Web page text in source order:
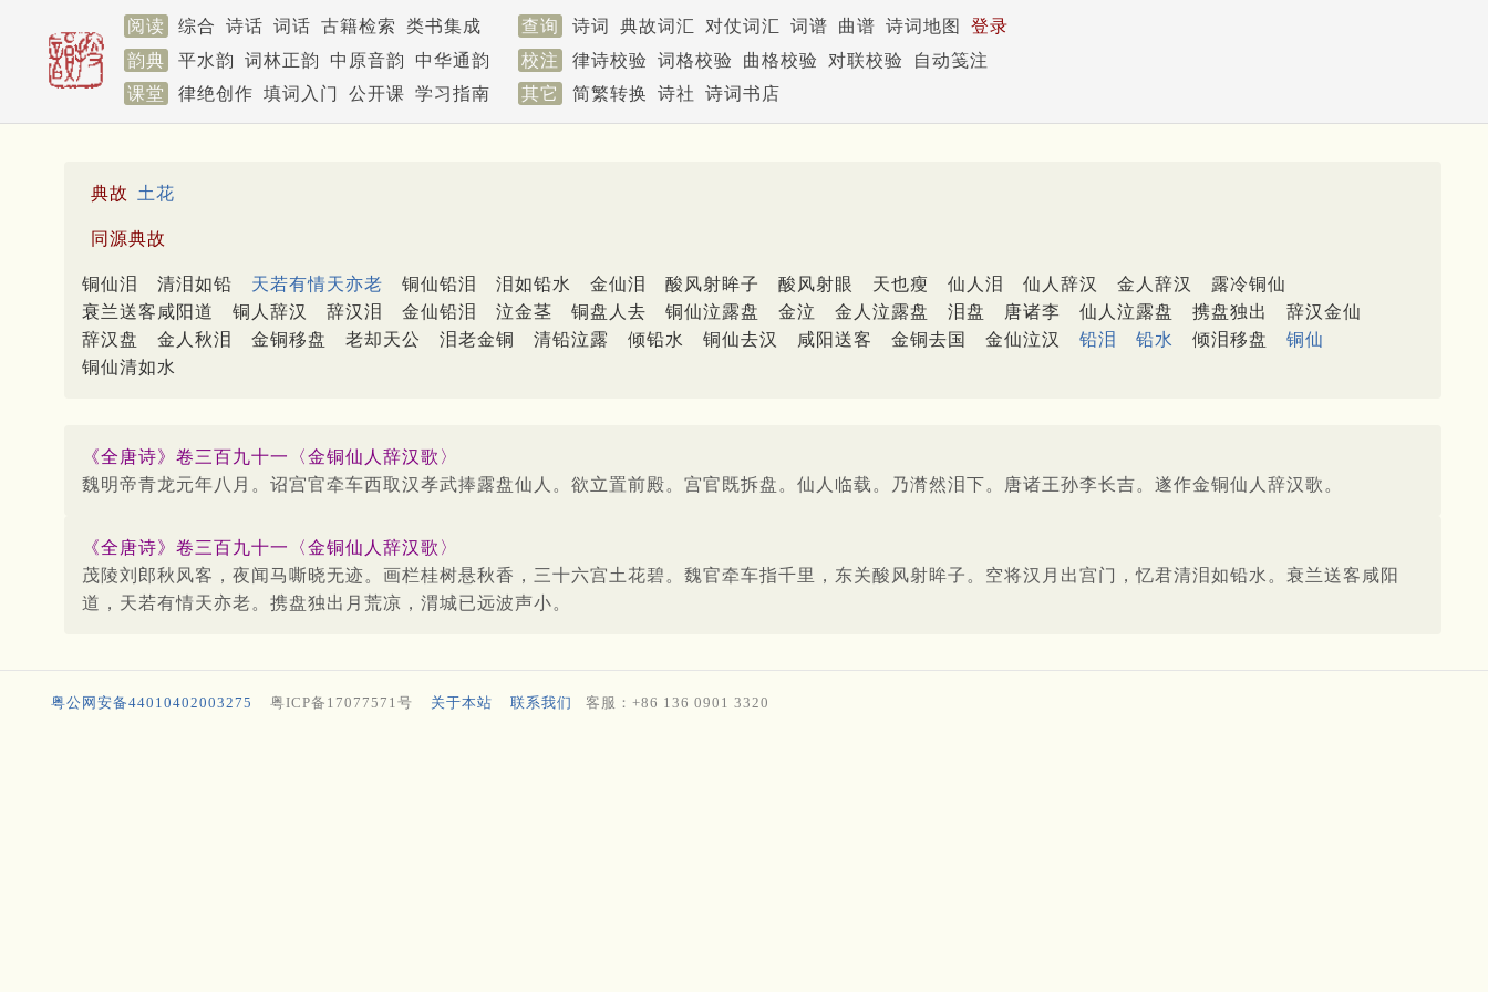
阅读 综合 诗话 词话 古籍检索 类书集成 查询 诗词 典故词汇 对仗词汇 词谱 曲谱 诗词地图
登录
韵典
平水韵 词林正韵 中原音韵 中华通韵 校注 律诗校验 词格校验 曲格校验 对联校验
自动笺注
课堂
律绝创作 填词入门 公开课 学习指南 其它 简繁转换 诗社 诗词书店
典故 土花
同源典故
铜仙泪 清泪如铅 天若有情天亦老 铜仙铅泪 泪如铅水 金仙泪 酸风射眸子 酸风射眼 天也瘦 仙人泪 仙人辞汉 金人辞汉
露冷铜仙
衰兰送客咸阳道
铜人辞汉 辞汉泪 金仙铅泪 泣金茎 铜盘人去 铜仙泣露盘 金泣 金人泣露盘 泪盘 唐诸李 仙人泣露盘 携盘独出
辞汉金仙
辞汉盘
金人秋泪 金铜移盘 老却天公 泪老金铜 清铅泣露 倾铅水 铜仙去汉 咸阳送客 金铜去国 金仙泣汉 铅泪 铅水 倾泪移盘
铜仙
铜仙清如水
《全唐诗》卷三百九十一〈金铜仙人辞汉歌〉
魏明帝青龙元年八月。诏宫官牵车西取汉孝武捧露盘仙人。欲立置前殿。宫官既拆盘。仙人临载。乃潸然泪下。唐诸王孙李长吉。遂作金铜仙人辞汉歌。
《全唐诗》卷三百九十一〈金铜仙人辞汉歌〉
茂陵刘郎秋风客，夜闻马嘶晓无迹。画栏桂树悬秋香，三十六宫土花碧。魏官牵车指千里，东关酸风射眸子。空将汉月出宫门，忆君清泪如铅水。衰兰送客咸阳
道，天若有情天亦老。携盘独出月荒凉，渭城已远波声小。
粤公网安备44010402003275 粤ICP备17077571号 关于本站 联系我们 客服：+86 136 0901 3320